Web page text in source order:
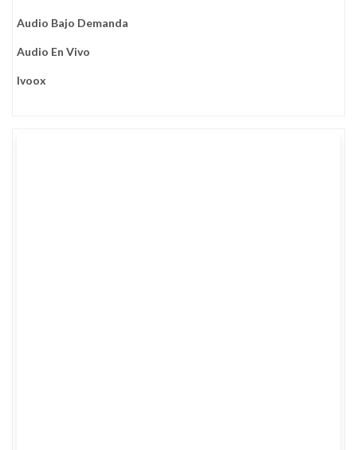
Audio Bajo Demanda
Audio En Vivo
Ivoox